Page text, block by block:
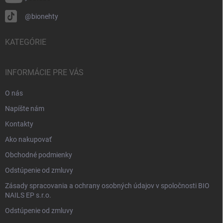
@bionehty
KATEGÓRIE
INFORMÁCIE PRE VÁS
O nás
Napíšte nám
Kontakty
Ako nakupovať
Obchodné podmienky
Odstúpenie od zmluvy
Zásady spracovania a ochrany osobných údajov v spoločnosti BIO
NAILS EP s.r.o.
Odstúpenie od zmluvy